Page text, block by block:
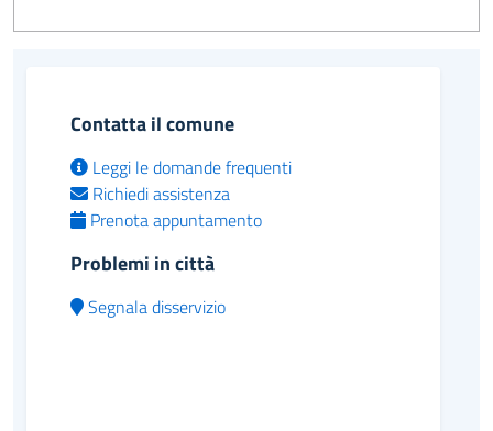
Contatta il comune
Leggi le domande frequenti
Richiedi assistenza
Prenota appuntamento
Problemi in città
Segnala disservizio